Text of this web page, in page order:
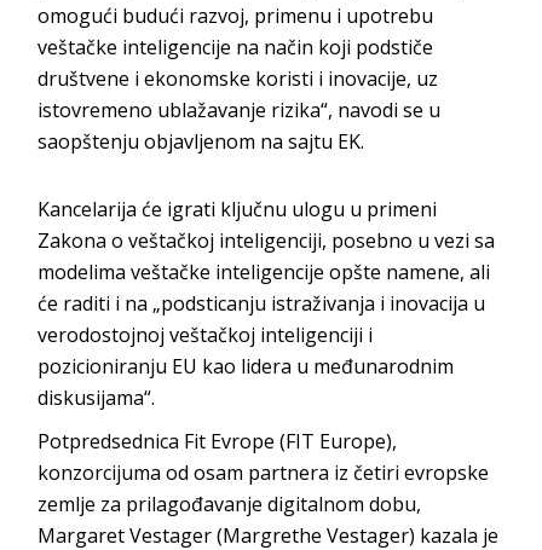
omogući budući razvoj, primenu i upotrebu
veštačke inteligencije na način koji podstiče
društvene i ekonomske koristi i inovacije, uz
istovremeno ublažavanje rizika“, navodi se u
saopštenju objavljenom na sajtu EK.
Kancelarija će igrati ključnu ulogu u primeni
Zakona o veštačkoj inteligenciji, posebno u vezi sa
modelima veštačke inteligencije opšte namene, ali
će raditi i na „podsticanju istraživanja i inovacija u
verodostojnoj veštačkoj inteligenciji i
pozicioniranju EU kao lidera u međunarodnim
diskusijama“.
Potpredsednica Fit Evrope (FIT Europe),
konzorcijuma od osam partnera iz četiri evropske
zemlje za prilagođavanje digitalnom dobu,
Margaret Vestager (Margrethe Vestager) kazala je